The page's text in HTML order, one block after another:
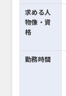
求める人
物像・資
格
勤務時間